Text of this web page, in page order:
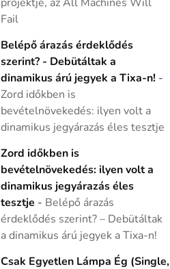
Fail
Belépő árazás érdeklődés
szerint? - Debütáltak a
dinamikus árú jegyek a Tixa-n! -
Zord időkben is
bevételnövekedés: ilyen volt a
dinamikus jegyárazás éles tesztje
Zord időkben is
bevételnövekedés: ilyen volt a
dinamikus jegyárazás éles
tesztje - Belépő árazás
érdeklődés szerint? – Debütáltak
a dinamikus árú jegyek a Tixa-n!
Csak Egyetlen Lámpa Ég (Single,